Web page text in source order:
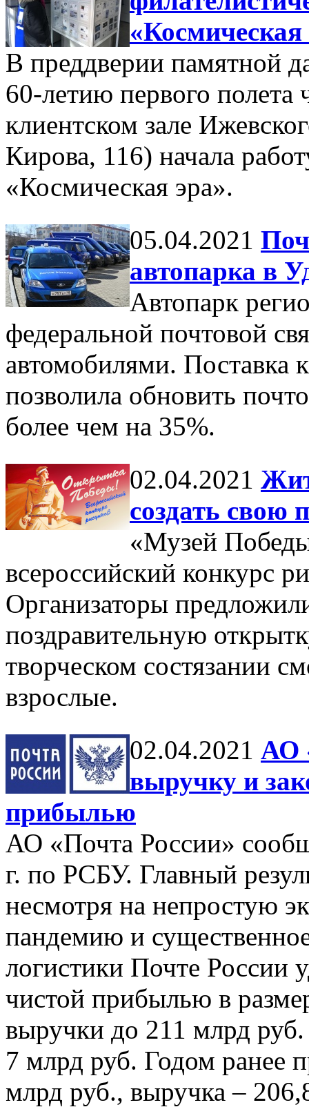
«Космическая
В преддверии памятной
60-летию первого полета
клиентском зале
Кирова, 116) начала
«Космическая эра».
05.04.2021
автопарка в
Автопарк
федеральной почтовой
автомобилями.
позволила обновить
более чем на 35%.
02.04.2021
создать свою
«Музей
всероссийский конкурс
Организаторы
поздравительную
творческом состязании
взрослые.
02.04.2021 АО
выручку и
прибылью
АО «Почта России»
г. по РСБУ. Главный
несмотря на непростую
пандемию и
логистики Почте России
чистой прибылью в
выручки до 211 млрд
7 млрд руб. Годом ранее
млрд руб., выручка –